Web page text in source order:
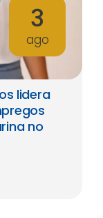
3
ago
lidera
no